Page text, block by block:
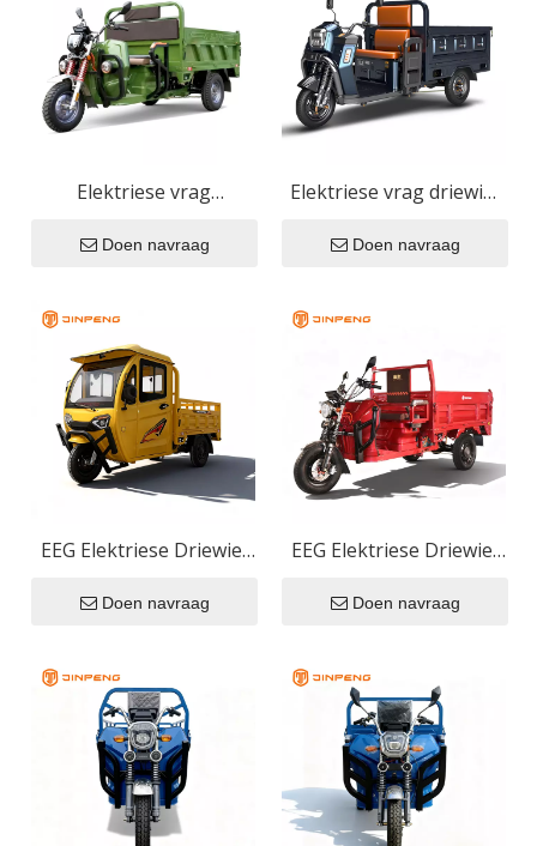
Elektriese vrag
Doen navraag
Elektriese vrag driewiel
Doen navraag
EEG Elektriese Driewiel
Doen navraag
EEG Elektriese Driewiel
Doen navraag